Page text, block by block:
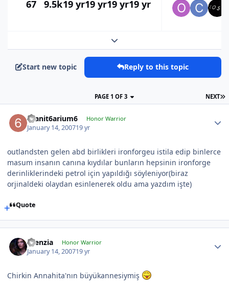
67 9.5k19 yr19 yr19 yr19 yr
Expand topic overview
Start new topic Reply to this topic
NEXT
PAGE 1 OF 3
6sanit6arium6 Honor Warrior
January 14, 200719 yr
outlandsten gelen abd birlikleri ironforgeu istila edip binlerce
masum insanın canına kıydılar bunların hepsinin ironforge
derinliklerindeki petrol için yapıldığı söyleniyor(biraz
orjinaldeki olaydan esinlenerek oldu ama yazdım işte)
Quote
silenzia Honor Warrior
January 14, 200719 yr
Chirkin Annahita'nın büyükannesiymiş